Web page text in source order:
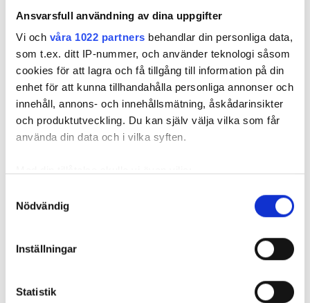
Ansvarsfull användning av dina uppgifter
Vi och våra 1022 partners behandlar din personliga data,
som t.ex. ditt IP-nummer, och använder teknologi såsom
cookies för att lagra och få tillgång till information på din
enhet för att kunna tillhandahålla personliga annonser och
innehåll, annons- och innehållsmätning, åskådarinsikter
och produktutveckling. Du kan själv välja vilka som får
använda din data och i vilka syften.
som kan ha en noggrannhet på upp till flera meter
Ta reda på mer om hur dina personliga uppgifter
Du kan ändra eller dra tillbaka ditt samtycke när som
Nödvändig
Inställningar
Statistik
Elektriker stämmer L-
politiker: kräver 49 000
kronor
PUBLICERAD 17 JUL 2026, 05:00 | UPPDATERAD 16 JUL 2026